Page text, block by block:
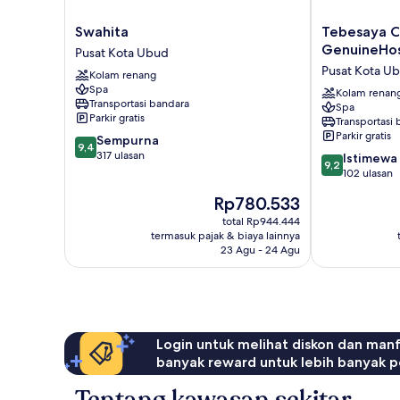
Swahita
Pusat
Kota
Ubud
Swahita
Pusat Kota Ubud
Kolam renang
Spa
Transportasi bandara
Parkir gratis
9.4
dari
9,4 Sempurna
317 ulasan
Harga
sekarang
Rp780.533
Rp780.533
total Rp944.444
termasuk pajak & biaya lainnya
23 Agu - 24 Agu
Tebesaya
Cottage
GenuineHost
Pusat
Kota
Ubud
Tebesaya
Pusat Kota
Kolam
Spa
Transportasi
Parkir gratis
9.2
dari
9,2 Istimewa
102 ulasan
Login untuk melihat diskon dan
banyak reward untuk lebih banyak